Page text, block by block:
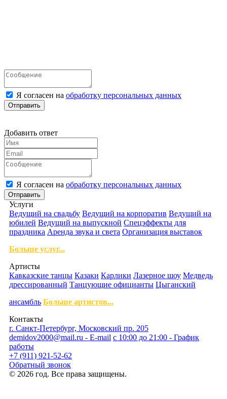
Я согласен на обработку персональных данных
Отправить
Добавить ответ
Я согласен на обработку персональных данных
Отправить
Услуги
Ведущий на свадьбу Ведущий на корпоратив Ведущий на
юбилей Ведущий на выпускной Спецэффекты для
праздника Аренда звука и света Организация выставок
Больше услуг...
Артисты
Кавказские танцы Казаки Карлики Лазерное шоу Медведь
дрессированный Танцующие официанты Цыганский
ансамбль Больше артистов...
Контакты
г. Санкт-Петербург, Московский пр. 205
demidov2000@mail.ru - E-mail с 10:00 до 21:00 - График
работы
+7 (911) 921-52-62
Обратный звонок
© 2026 год. Все права защищены.